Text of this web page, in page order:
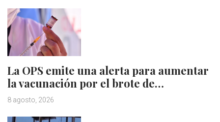
La OPS emite una alerta para aumentar
la vacunación por el brote de…
8 agosto, 2026